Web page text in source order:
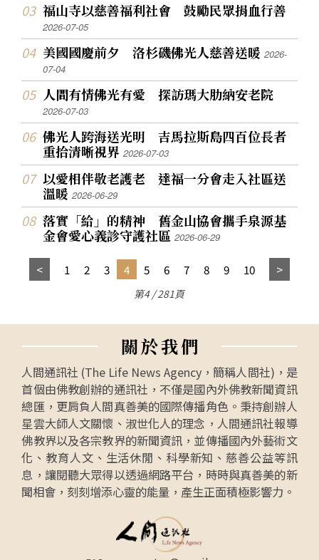
福山寺以慈善福利社會 鼓勵民眾捐血行善
2026-07-05
美國國慶前夕 洛杉磯佛光人慈善送暖2026-
07-04
人間有情佛光有愛 探訪瑪大肋納安老院
2026-07-03
佛光人跨海送光明 吉馬拉斯島四百位長者
重拾清晰視界2026-07-03
以愛相伴敬老護老 達福一分會走入社區送
溫暖2026-06-29
落實「給」的精神 舊金山協會攜手泉源基
金會愛心義診守護社區2026-06-29
1 2 3 4 5 6 7 8 9 10
第4 / 281頁
關於我們
人間通訊社 (The Life News Agency，簡稱人間社)，是
首個由佛教創辦的通訊社，不僅是國內外佛教新聞資訊
總匯，更肩負人間真善美的國際傳播角色。秉持創辦人
星雲大師人文關懷、淑世化人的理念，人間通訊社報導
佛教界以及各宗教界的新聞資訊，並傳播國內外藝術文
化、教育人文、生活休閒、科學新知、慈善公益等訊
息，讓閱聽大眾得以透過網路平台，時時與真善美的新
聞相會，刻刻增添心靈的能量，產生正面積極影響力。